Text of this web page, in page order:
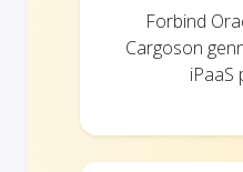
Forbind
Cargoson
iPaaS